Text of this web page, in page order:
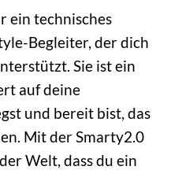
ein technisches
Begleiter, der dich
Sie ist ein
auf deine
und bereit bist, das
Mit der Smarty2.0
Welt, dass du ein